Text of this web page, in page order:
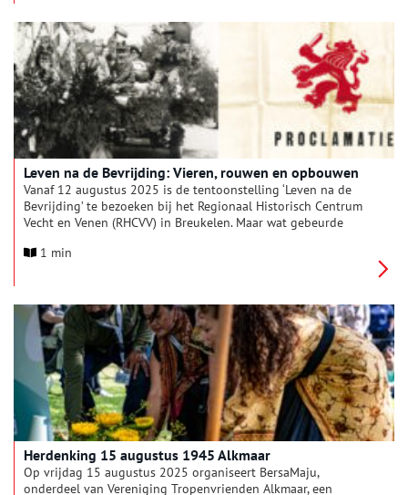
Atlas van een Bezette Stad. Amsterdam 1940-1945. Het werk
wordt non-stop vertoond op de gevel van het Rijksmuseum en
wordt daardoor onderdeel van het dagelijks leven in de stad.
Leven na de Bevrijding: Vieren, rouwen en opbouwen
Vanaf 12 augustus 2025 is de tentoonstelling ‘Leven na de
Bevrijding’ te bezoeken bij het Regionaal Historisch Centrum
Vecht en Venen (RHCVV) in Breukelen. Maar wat gebeurde
Deze tentoonstelling geeft een inkijkje in de periode na de
1 min
Herdenking 15 augustus 1945 Alkmaar
Op vrijdag 15 augustus 2025 organiseert BersaMaju,
onderdeel van Vereniging Tropenvrienden Alkmaar, een